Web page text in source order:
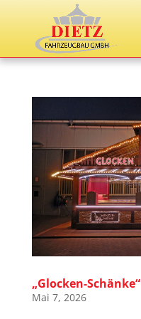
„Glocken-Schänke“
Mai 7, 2026